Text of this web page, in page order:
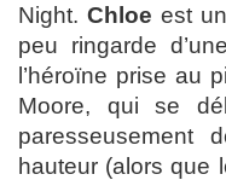
Night.Chloe est
peu ringarde
l’héroïne prise au
Moore, qui se
paresseusement
hauteur (alors que